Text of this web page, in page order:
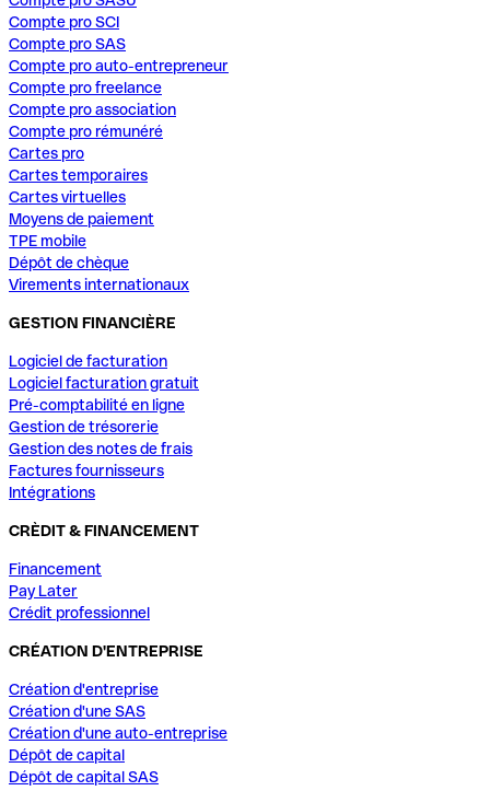
Compte pro SCI
Compte pro SAS
Compte pro auto-entrepreneur
Compte pro freelance
Compte pro association
Compte pro rémunéré
Cartes pro
Cartes temporaires
Cartes virtuelles
Moyens de paiement
TPE mobile
Dépôt de chèque
Virements internationaux
GESTION FINANCIÈRE
Logiciel de facturation
Logiciel facturation gratuit
Pré-comptabilité en ligne
Gestion de trésorerie
Gestion des notes de frais
Factures fournisseurs
Intégrations
CRÈDIT & FINANCEMENT
Financement
Pay Later
Crédit professionnel
CRÉATION D'ENTREPRISE
Création d'entreprise
Création d'une SAS
Création d'une auto-entreprise
Dépôt de capital
Dépôt de capital SAS